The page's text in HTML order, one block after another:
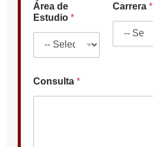
Área de
Estudio *
Carrera*
Consulta *